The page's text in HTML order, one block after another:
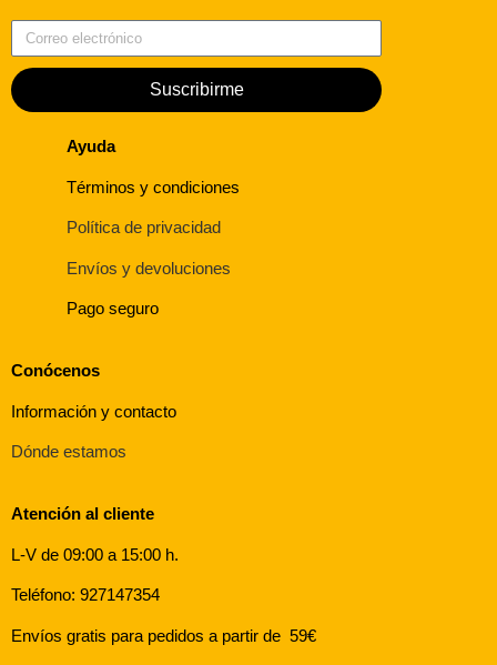
Suscribirme
Ayuda
Términos y condiciones
Política de privacidad
Envíos y devoluciones
Pago seguro
Conócenos
Información y contacto
Dónde estamos
Atención al cliente
L-V de 09:00 a 15:00 h.
Teléfono: 927147354
Envíos gratis para pedidos a partir de 59€